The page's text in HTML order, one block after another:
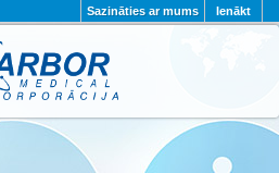
Ienākt
Sazināties ar mums
PROJEKTI
KONTAKTI